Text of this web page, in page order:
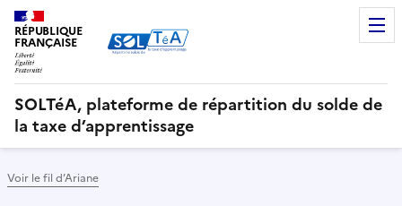
RÉPUBLIQUE
FRANÇAISE
SOLTéA, plateforme de répartition du solde de
la taxe d’apprentissage
Voir le fil d’Ariane